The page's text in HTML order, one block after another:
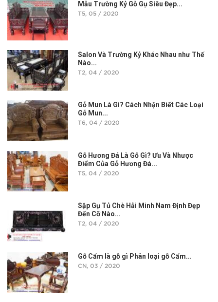
Mẫu Trường Kỷ Gỗ Gụ Siêu Đẹp...
T5, 05 / 2020
Salon Và Trường Kỷ Khác Nhau như Thế
Nào...
T2, 04 / 2020
Gỗ Mun Là Gì? Cách Nhận Biết Các Loại
Gỗ Mun...
T6, 04 / 2020
Gỗ Hương Đá Là Gỗ Gì? Ưu Và Nhược
Điểm Của Gỗ Hương Đá...
T5, 04 / 2020
Sập Gụ Tủ Chè Hải Minh Nam Định Đẹp
Đến Cỡ Nào...
T2, 04 / 2020
Gỗ Cẩm là gỗ gì Phân loại gỗ Cẩm...
CN, 03 / 2020